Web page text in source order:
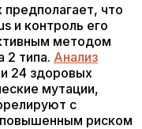
что
и контроль его
методом
2 типа. Анализ
24 здоровых
мутации,
с
риском